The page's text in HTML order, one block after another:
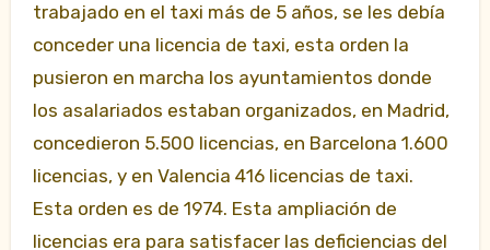
trabajado en el taxi más de 5 años, se les debía
conceder una licencia de taxi, esta orden la
pusieron en marcha los ayuntamientos donde
los asalariados estaban organizados, en Madrid,
concedieron 5.500 licencias, en Barcelona 1.600
licencias, y en Valencia 416 licencias de taxi.
Esta orden es de 1974. Esta ampliación de
licencias era para satisfacer las deficiencias del